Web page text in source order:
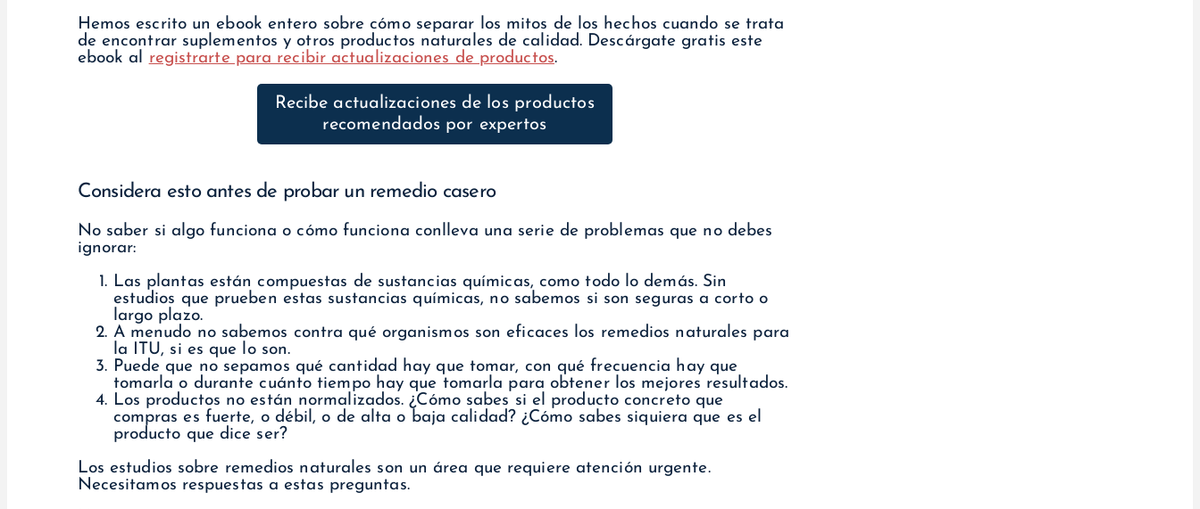
Hemos escrito un ebook entero sobre cómo separar los mitos de los hechos cuando se trata
de encontrar suplementos y otros productos naturales de calidad. Descárgate gratis este
ebook al registrarte para recibir actualizaciones de productos.
Recibe actualizaciones de los productos
recomendados por expertos
Considera esto antes de probar un remedio casero
No saber si algo funciona o cómo funciona conlleva una serie de problemas que no debes
ignorar:
Las plantas están compuestas de sustancias químicas, como todo lo demás. Sin
estudios que prueben estas sustancias químicas, no sabemos si son seguras a corto o
largo plazo.
A menudo no sabemos contra qué organismos son eficaces los remedios naturales para
la ITU, si es que lo son.
Puede que no sepamos qué cantidad hay que tomar, con qué frecuencia hay que
tomarla o durante cuánto tiempo hay que tomarla para obtener los mejores resultados.
Los productos no están normalizados. ¿Cómo sabes si el producto concreto que
compras es fuerte, o débil, o de alta o baja calidad? ¿Cómo sabes siquiera que es el
producto que dice ser?
Los estudios sobre remedios naturales son un área que requiere atención urgente.
Necesitamos respuestas a estas preguntas.